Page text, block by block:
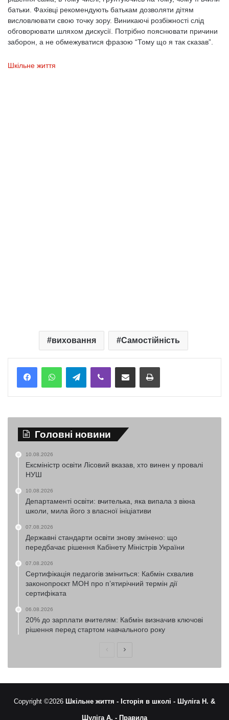
батьки. Фахівці рекомендують батькам дозволяти дітям
висловлювати свою точку зору. Виникаючі розбіжності слід
обговорювати шляхом дискусії. Потрібно пояснювати причини
заборон, а не обмежуватися фразою “Тому що я так сказав”.
Шкільне життя
виховання Самостійність
TelegramViber Надіслати електронною поштоюНадрукувати
Головні новини
10.08.2026
Ексміністр освіти Лісовий вказав, хто винен у провалі
НУШ
10.08.2026
Департаменті освіти: вчителька, яка випала з вікна
школи, мила його з власної ініціативи
07.08.2026
Державні стандарти освіти знову змінено: що
передбачає рішення Кабінету Міністрів України
07.08.2026
Сертифікація педагогів зміниться: Кабмін схвалив
законопроєкт МОН про п’ятирічний термін дії
сертифіката
06.08.2026
20% до зарплати вчителям: Кабмін визначив ключові
рішення перед стартом навчального року
ПопередняНаступна
Copyright ©2026 Шкільне життя - Історія в школі - Шуліга Н. &
Шуліга А. - Правила